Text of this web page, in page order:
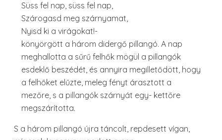
Süss fel nap, süss fel nap,
Szárogasd meg szárnyamat,
Nyisd ki a virágokat!-
könyörgött a három didergő pillangó. A nap
meghallotta a sűrű felhők mögül a pillangók
esdeklő beszédét, és annyira megilletődött, hogy
a felhőket elűzte, meleg fényt árasztott a
mezőre, s a pillangók szárnyát egy- kettőre
megszárította.
S a három pillangó újra táncolt, repdesett vígan,